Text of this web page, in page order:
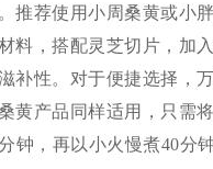
推荐使用小周桑黄或小
料，搭配灵芝切片，加
补性。对于便捷选择，
黄产品同样适用，只需
钟，再以小火慢煮40分